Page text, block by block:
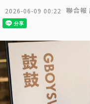
2026-06-09 00:22 聯合報